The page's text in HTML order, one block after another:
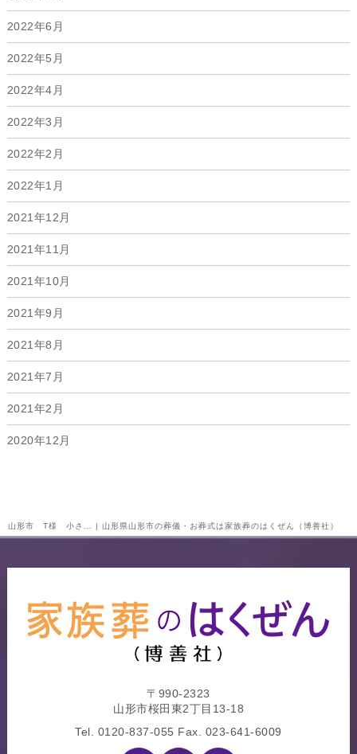
山形市 T様 小さ… | 山形県山形市の葬儀・お葬式は家族葬のはくぜん（博善社）
2022年6月
2022年5月
2022年4月
2022年3月
2022年2月
2022年1月
2021年12月
2021年11月
2021年10月
2021年9月
2021年8月
2021年7月
2021年2月
2020年12月
〒990-2323
山形市桜田東2丁目13-18
Tel. 0120-837-055 Fax. 023-641-6009